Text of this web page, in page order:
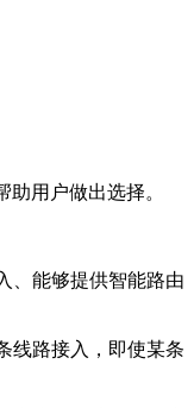
用户做出选择。
、能够提供智能路由
线路接入，即使某条